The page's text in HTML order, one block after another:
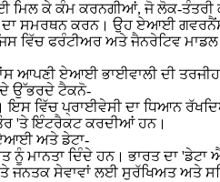
ਕੇ ਕੰਮ ਕਰਨਗੀਆਂ, ਜੋ ਲੋਕ-ਤੰਤਰੀ
ਦਾ ਸਮਰਥਨ ਕਰਨ। ਉਹ ਏਆਈ
ਵਿੱਚ ਫਰੰਟੀਅਰ ਅਤੇ ਜੈਨਰੇਟਿਵ
ਆਪਣੀ ਏਆਈ ਭਾਈਵਾਲੀ ਦੀ
ਉੱਭਰਦੇ ਟੈਕਨੋ-
ਵਿੱਚ ਪ੍ਰਾਈਵੇਸੀ ਦਾ ਧਿਆਨ
'ਤੇ ਇੰਟਰੈਕਟ ਕਰਦੀਆਂ ਹਨ।
ਏਆਈ ਅਤੇ ਡੇਟਾ-
ਨੂੰ ਮਾਨਤਾ ਦਿੰਦੇ ਹਨ। ਭਾਰਤ ਦਾ
ਜਨਤਕ ਸੇਵਾਵਾਂ ਲਈ ਸੁਰੱਖਿਅਤ ਅਤੇ